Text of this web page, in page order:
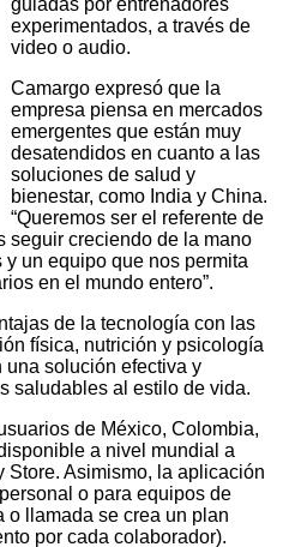
experimentados, a través de
video o audio.
Camargo expresó que la
empresa piensa en mercados
emergentes que están muy
desatendidos en cuanto a las
soluciones de salud y
bienestar, como India y China.
“Queremos ser el referente de
seguir creciendo de la mano
un equipo que nos permita
en el mundo entero”.
de la tecnología con las
física, nutrición y psicología
una solución efectiva y
saludables al estilo de vida.
de México, Colombia,
a nivel mundial a
Store. Asimismo, la aplicación
o para equipos de
o llamada se crea un plan
por cada colaborador).